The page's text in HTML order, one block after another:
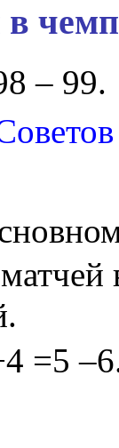
– 99.
матчей
=5